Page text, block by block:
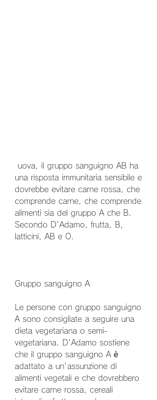
una risposta immunitaria sensibile e
dovrebbe evitare carne rossa, che
comprende carne, che comprende
alimenti sia del gruppo A che B.
Secondo D'Adamo, frutta, B,
latticini, AB e O.
Gruppo sanguigno A
Le persone con gruppo sanguigno
A sono consigliate a seguire una
dieta vegetariana o semi-
vegetariana. D'Adamo sostiene
che il gruppo sanguigno A è
adattato a un'assunzione di
alimenti vegetali e che dovrebbero
evitare carne rossa, cereali